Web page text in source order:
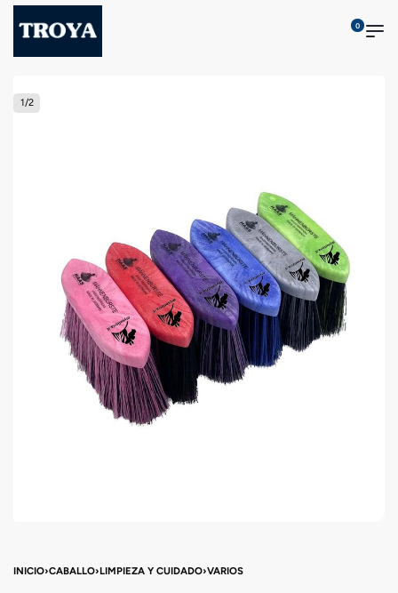
0
1/2
INICIO›CABALLO›LIMPIEZA Y CUIDADO›VARIOS